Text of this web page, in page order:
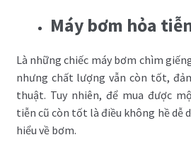
Máy bơm hỏa
Là những chiếc máy bơm chìm
nhưng chất lượng vẫn còn tốt,
thuật. Tuy nhiên, để mua được
tiễn cũ còn tốt là điều không hề dễ
hiểu về bơm.